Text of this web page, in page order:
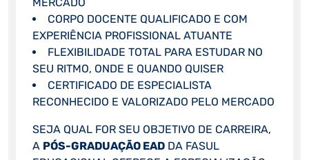
MERCADO
CORPO DOCENTE QUALIFICADO E COM
EXPERIÊNCIA PROFISSIONAL ATUANTE
FLEXIBILIDADE TOTAL PARA ESTUDAR NO
SEU RITMO, ONDE E QUANDO QUISER
CERTIFICADO DE ESPECIALISTA
RECONHECIDO E VALORIZADO PELO MERCADO
SEJA QUAL FOR SEU OBJETIVO DE CARREIRA,
A PÓS-GRADUAÇÃO EADDA FASUL